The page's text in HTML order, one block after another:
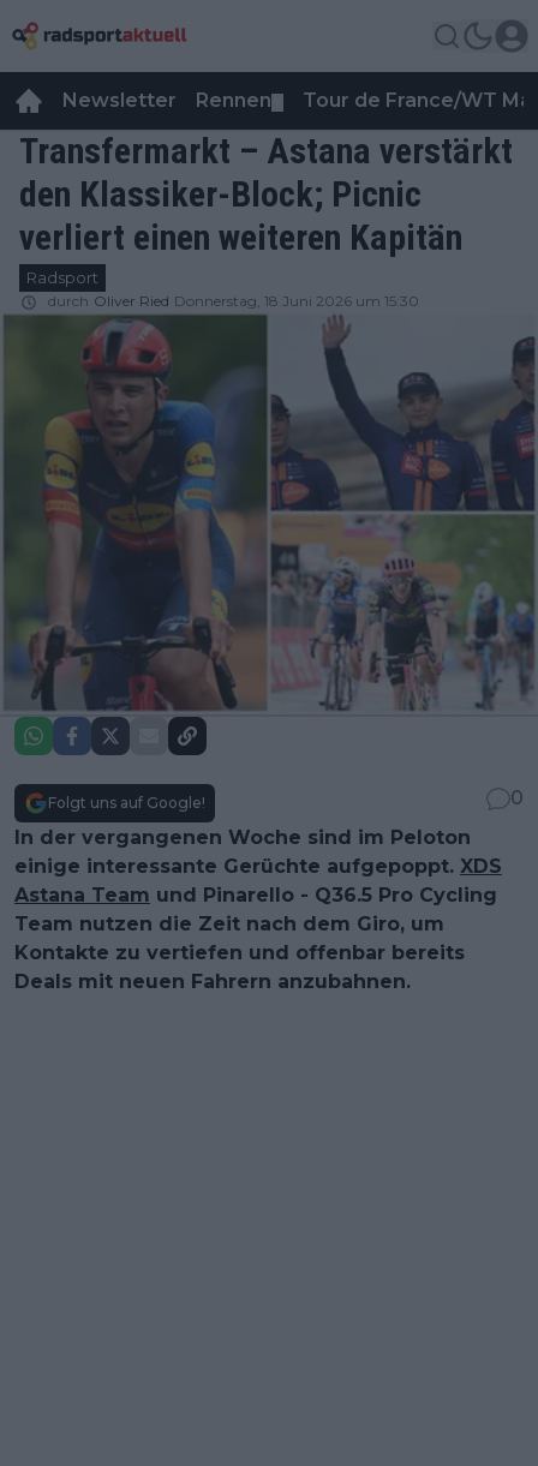
Newsletter Rennen Tour de France/WT
Transfermarkt – Astana verstärkt
den Klassiker-Block; Picnic
verliert einen weiteren Kapitän
Radsport
durch Oliver Ried Donnerstag, 18 Juni 2026 um 15:30
Folgt uns auf Google!
0
In der vergangenen Woche sind im Peloton
einige interessante Gerüchte aufgepoppt. XDS
Astana Team und Pinarello - Q36.5 Pro Cycling
Team nutzen die Zeit nach dem Giro, um
Kontakte zu vertiefen und offenbar bereits
Deals mit neuen Fahrern anzubahnen.